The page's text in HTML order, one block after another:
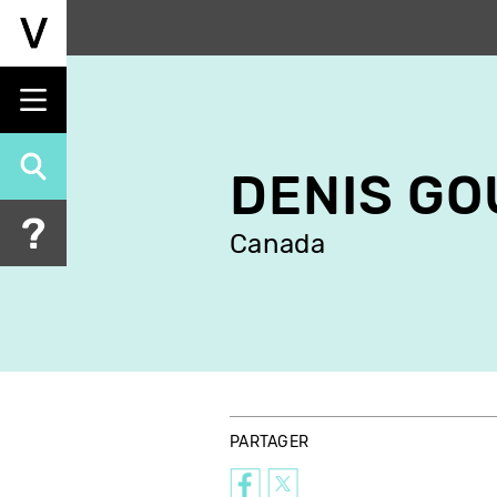
Aller
principal
DENIS
Canada
PARTAGER